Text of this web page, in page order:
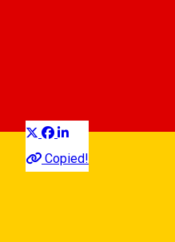
Copied!
Pentru copii